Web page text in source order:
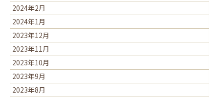
2024年2月
2024年1月
2023年12月
2023年11月
2023年10月
2023年9月
2023年8月